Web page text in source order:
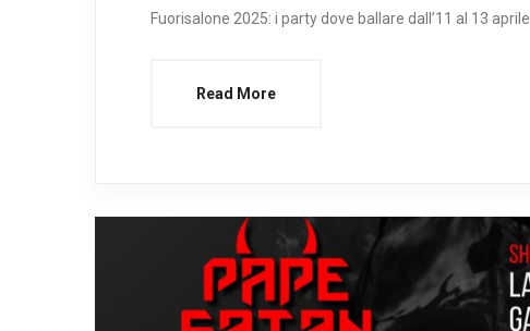
Fuorisalone 2025: i party dove ballare dall’11 al 13 aprile
Read More